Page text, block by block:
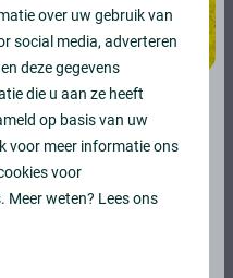
op 1 &
de natuur
over uw gebruik van
social media, adverteren
deze gegevens
die u aan ze heeft
op basis van uw
voor meer informatie ons
voor
Meer weten? Lees ons